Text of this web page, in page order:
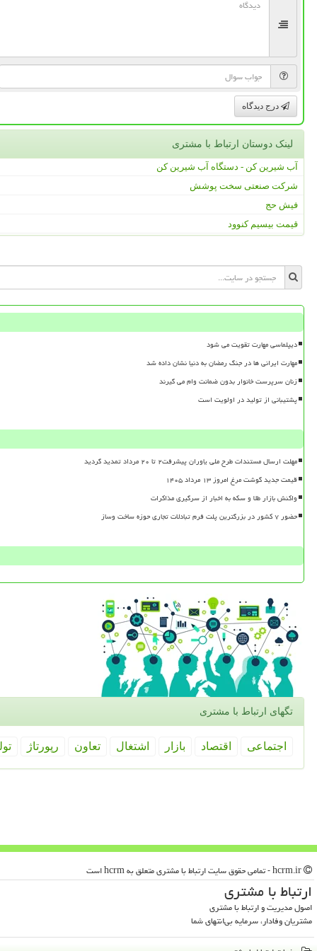
درج دیدگاه
لینک دوستان ارتباط با مشتری
آب شیرین کن - دستگاه آب شیرین کن
شرکت صنعتی سخت پوشش
فیش حج
قیمت بیسیم کنوود
دیپلماسی مهارت تقویت می شود
مهارت ایرانی ها در جنگ رمضان به دنیا نشان داده شد
زنان سرپرست خانوار بدون ضمانت وام می گیرند
پشتیبانی از تولید در اولویت است
مهلت ارسال مستندات طرح ملی یاوران پیشرفت۲ تا ۲۰ مرداد تمدید گردید
قیمت جدید گوشت مرغ امروز ۱۳ مرداد ۱۴۰۵
واکنش بازار طلا و سکه به اخبار از سرگیری مذاکرات
حضور ۷ کشور در بزرگترین پلت فرم تبادلات تجاری حوزه ساخت وساز
تگهای ارتباط با مشتری
اجتماعی اقتصاد بازار اشتغال تعاون رپورتاژ
ارتباط با مشتری
اصول مدیریت و ارتباط با مشتری
مشتریان وفادار، سرمایه بی‌انتهای شما